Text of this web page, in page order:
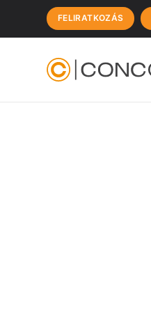
FELIRATKOZÁS